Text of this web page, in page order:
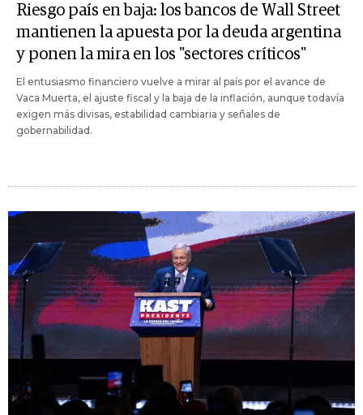
Riesgo país en baja: los bancos de Wall Street
mantienen la apuesta por la deuda argentina
y ponen la mira en los "sectores críticos"
El entusiasmo financiero vuelve a mirar al país por el avance de
Vaca Muerta, el ajuste fiscal y la baja de la inflación, aunque todavía
exigen más divisas, estabilidad cambiaria y señales de
gobernabilidad.